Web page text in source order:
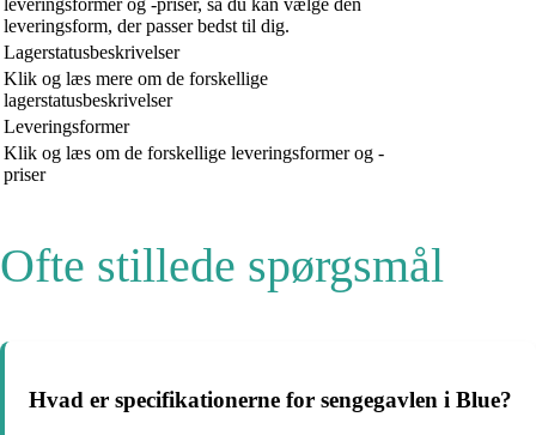
leveringsform, der passer bedst til dig.
Lagerstatusbeskrivelser
Klik og læs mere om de forskellige
lagerstatusbeskrivelser
Leveringsformer
Klik og læs om de forskellige leveringsformer og -
priser
Ofte stillede spørgsmål
Hvad er specifikationerne for sengegavlen i Blue?